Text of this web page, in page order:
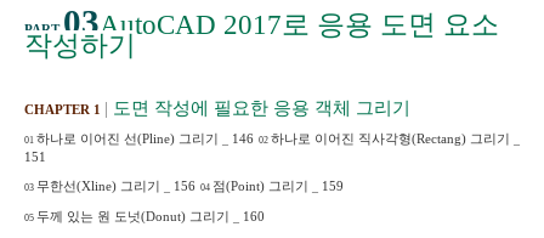
PART 03AutoCAD 2017 로 응용 도면 요소
작성하기
CHAPTER 1 | 도면 작성에 필요한 응용 객체 그리기
01 하나로 이어진 선(Pline) 그리기 146 02 하나로 이어진 직사각형(Rectang) 그리기
151
03 무한선(Xline) 그리기 156 04 점(Point) 그리기 159
05 두께 있는 원 도넛(Donut) 그리기 160